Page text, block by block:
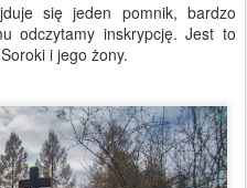
się jeden pomnik, bardzo
odczytamy inskrypcję. Jest to
i jego żony.